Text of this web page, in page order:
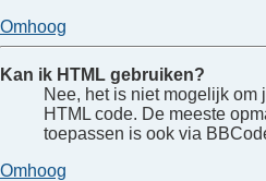
Omhoog
Kan ik HTML gebruiken?
Nee, het is niet mogelijk om
HTML code. De meeste
toepassen is ook via
Omhoog